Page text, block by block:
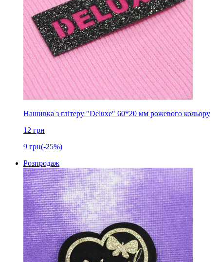
Нашивка з глітеру "Deluxe" 60*20 мм рожевого кольору
12 грн
9 грн(-25%)
Розпродаж